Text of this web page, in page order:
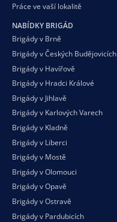
Práce ve vaší lokalitě
NABÍDKY BRIGÁD
Brigády v Brně
Brigády v Českých Budějovicích
Brigády v Havířově
Brigády v Hradci Králové
Brigády v Jihlavě
Brigády v Karlových Varech
Brigády v Kladně
Brigády v Liberci
Brigády v Mostě
Brigády v Olomouci
Brigády v Opavě
Brigády v Ostravě
Brigády v Pardubicích